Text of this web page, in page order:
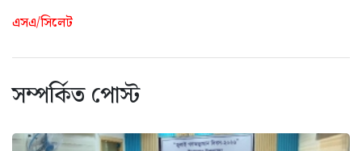
এসএ/সিলেট
সম্পর্কিত পোস্ট